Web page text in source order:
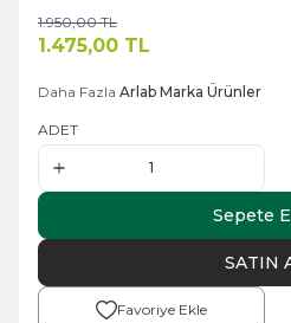
1.950,00TL
1.475,00 TL
Daha Fazla Arlab Marka Ürünler
ADET
Sepete
SATIN
Favoriye Ekle